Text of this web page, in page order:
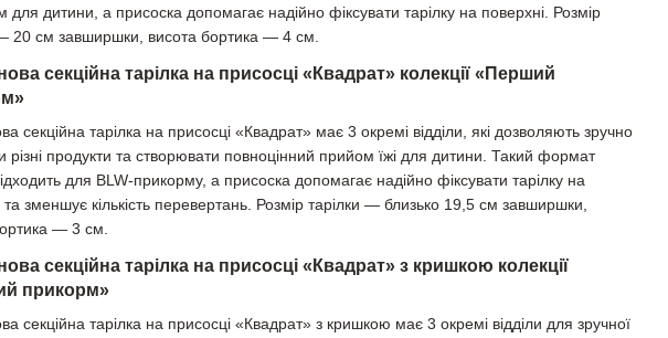
для дитини, а присоска допомагає надійно фіксувати тарілку на поверхні. Розмір
20 см завширшки, висота бортика — 4 см.
секційна тарілка на присосці «Квадрат» колекції «Перший
секційна тарілка на присосці «Квадрат» має 3 окремі відділи, які дозволяють зручно
різні продукти та створювати повноцінний прийом їжі для дитини. Такий формат
для BLW-прикорму, а присоска допомагає надійно фіксувати тарілку на
та зменшує кількість перевертань. Розмір тарілки — близько 19,5 см завширшки,
— 3 см.
секційна тарілка на присосці «Квадрат» з кришкою колекції
прикорм»
секційна тарілка на присосці «Квадрат» з кришкою має 3 окремі відділи для зручної